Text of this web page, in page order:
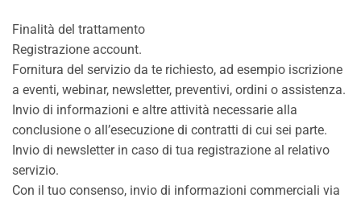
Finalità del trattamento
Registrazione account.
Fornitura del servizio da te richiesto, ad esempio iscrizione
a eventi, webinar, newsletter, preventivi, ordini o assistenza.
Invio di informazioni e altre attività necessarie alla
conclusione o all’esecuzione di contratti di cui sei parte.
Invio di newsletter in caso di tua registrazione al relativo
servizio.
Con il tuo consenso, invio di informazioni commerciali via